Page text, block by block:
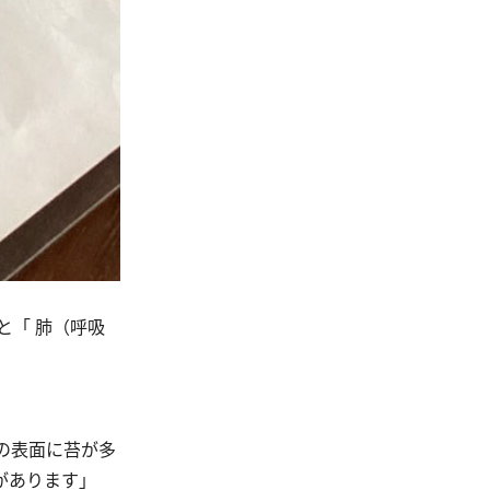
「 肺（呼吸
表面に苔が多
ります」